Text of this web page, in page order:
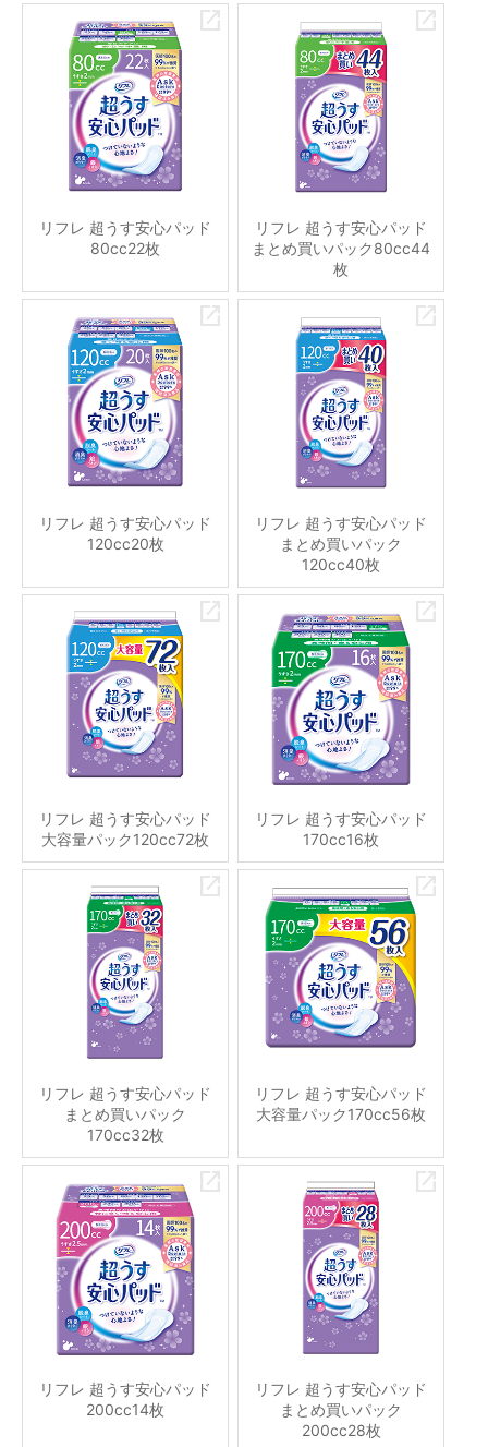
リフレ 超うす安心パッド
80cc22枚
リフレ 超うす安心パッド
まとめ買いパック80cc44
枚
リフレ 超うす安心パッド
120cc20枚
リフレ 超うす安心パッド
まとめ買いパック
120cc40枚
リフレ 超うす安心パッド
大容量パック120cc72枚
リフレ 超うす安心パッド
170cc16枚
リフレ 超うす安心パッド
まとめ買いパック
170cc32枚
リフレ 超うす安心パッド
大容量パック170cc56枚
リフレ 超うす安心パッド
200cc14枚
リフレ 超うす安心パッド
まとめ買いパック
200cc28枚